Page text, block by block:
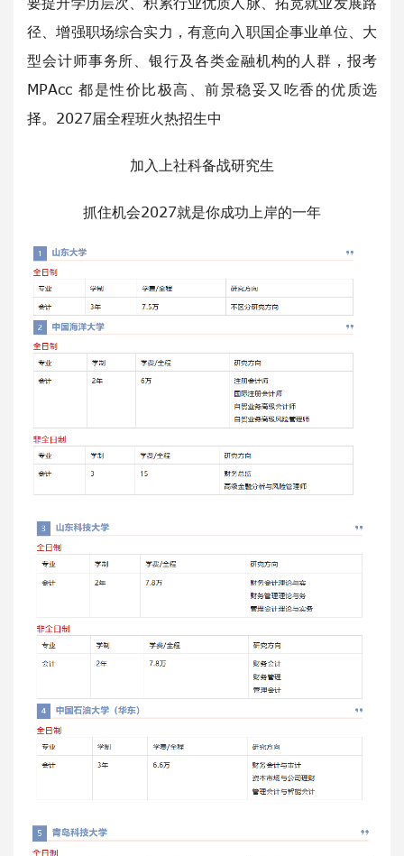
径、增强职场综合实力，有意向入职国企事业单位、大
型会计师事务所、银行及各类金融机构的人群，报考
MPAcc 都是性价比极高、前景稳妥又吃香的优质选
择。2027届全程班火热招生中
加入上社科备战研究生
抓住机会2027就是你成功上岸的一年